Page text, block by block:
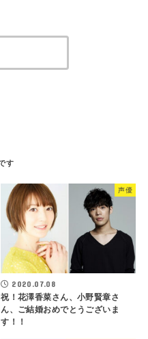
声優
2020.07.08
祝！花澤香菜さん、小野賢章さ
ん、ご結婚おめでとうございま
す！！